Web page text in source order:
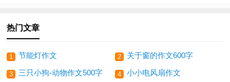
热门文章
1 节能灯作文 2 关于窗的作文600字
3 三只小狗-动物作文500字 4 小小电风扇作文